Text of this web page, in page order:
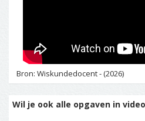
Bron: Wiskundedocent - (2026)
Wil je ook alle opgaven in